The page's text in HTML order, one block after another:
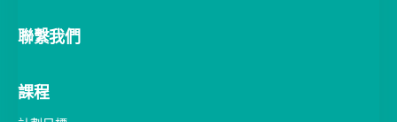
聯繫我們
課程